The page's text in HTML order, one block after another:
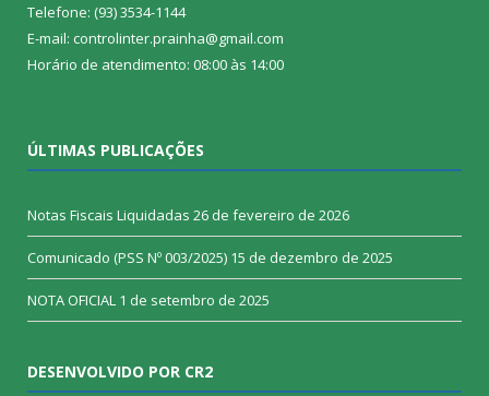
Telefone: (93) 3534-1144
E-mail: controlinter.prainha@gmail.com
Horário de atendimento: 08:00 às 14:00
ÚLTIMAS PUBLICAÇÕES
Notas Fiscais Liquidadas 26 de fevereiro de 2026
Comunicado (PSS Nº 003/2025) 15 de dezembro de 2025
NOTA OFICIAL 1 de setembro de 2025
DESENVOLVIDO POR CR2